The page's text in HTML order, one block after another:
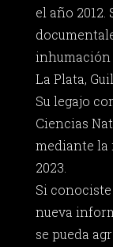
el año
inhumación
La Plata,
Su legajo
Ciencias
mediante la
2023.
Si
nueva
se pueda